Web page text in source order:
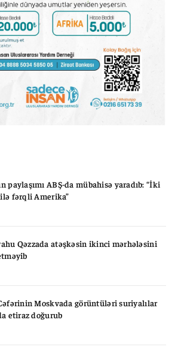
paylaşımı ABŞ-da mübahisə yaradıb: “İki
fərqli Amerika”
Qəzzada atəşkəsin ikinci mərhələsini
Moskvada görüntüləri suriyalılar
etiraz doğurub